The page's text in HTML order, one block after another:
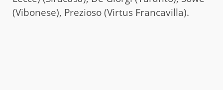
(Vibonese), Prezioso (Virtus Francavilla).